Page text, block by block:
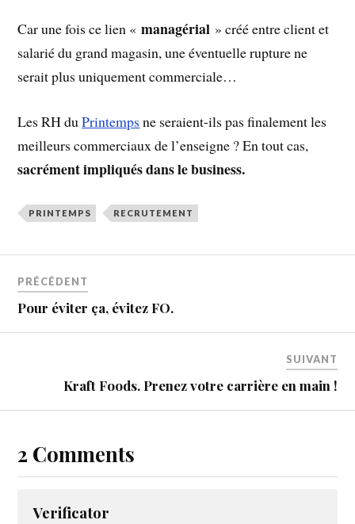
Car une fois ce lien «managérial » créé entre client et
salarié du grand magasin, une éventuelle rupture ne
serait plus uniquement commerciale…
Les RH duPrintemps ne seraient-ils pas finalement les
meilleurs commerciaux de l’enseigne ? En tout cas,
sacrément impliqués dans le business.
PRINTEMPS RECRUTEMENT
PRÉCÉDENT
Pour éviter ça, évitez FO.
SUIVANT
Kraft Foods. Prenez votre carrière en main !
2 Comments
Verificator